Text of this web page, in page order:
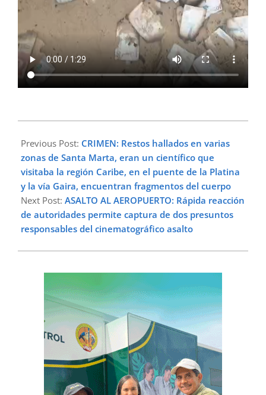
04-
09
Previous Post: CRIMEN: Restos hallados en varias
zonas de Santa Marta, eran un científico que
visitaba la región Caribe, en el puente de la Platina
y la vía Gaira, encuentran fragmentos del cuerpo
Next Post: ASALTO AL AEROPUERTO: Rápida reacción
de autoridades permite captura de dos presuntos
responsables del cinematográfico asalto